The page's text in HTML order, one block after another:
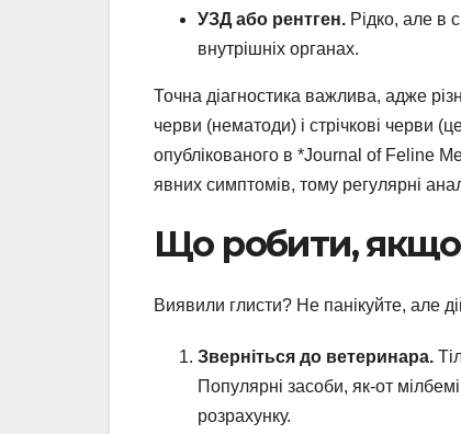
УЗД або рентген. Рідко, але в
внутрішніх органах.
Точна діагностика важлива, адже
черви (нематоди) і стрічкові черви
опублікованого в *Journal of Feline
явних симптомів, тому регулярні
Що робити, якщо
Виявили глисти? Не панікуйте, але
Зверніться до ветеринара.
Популярні засоби, як-от
розрахунку.